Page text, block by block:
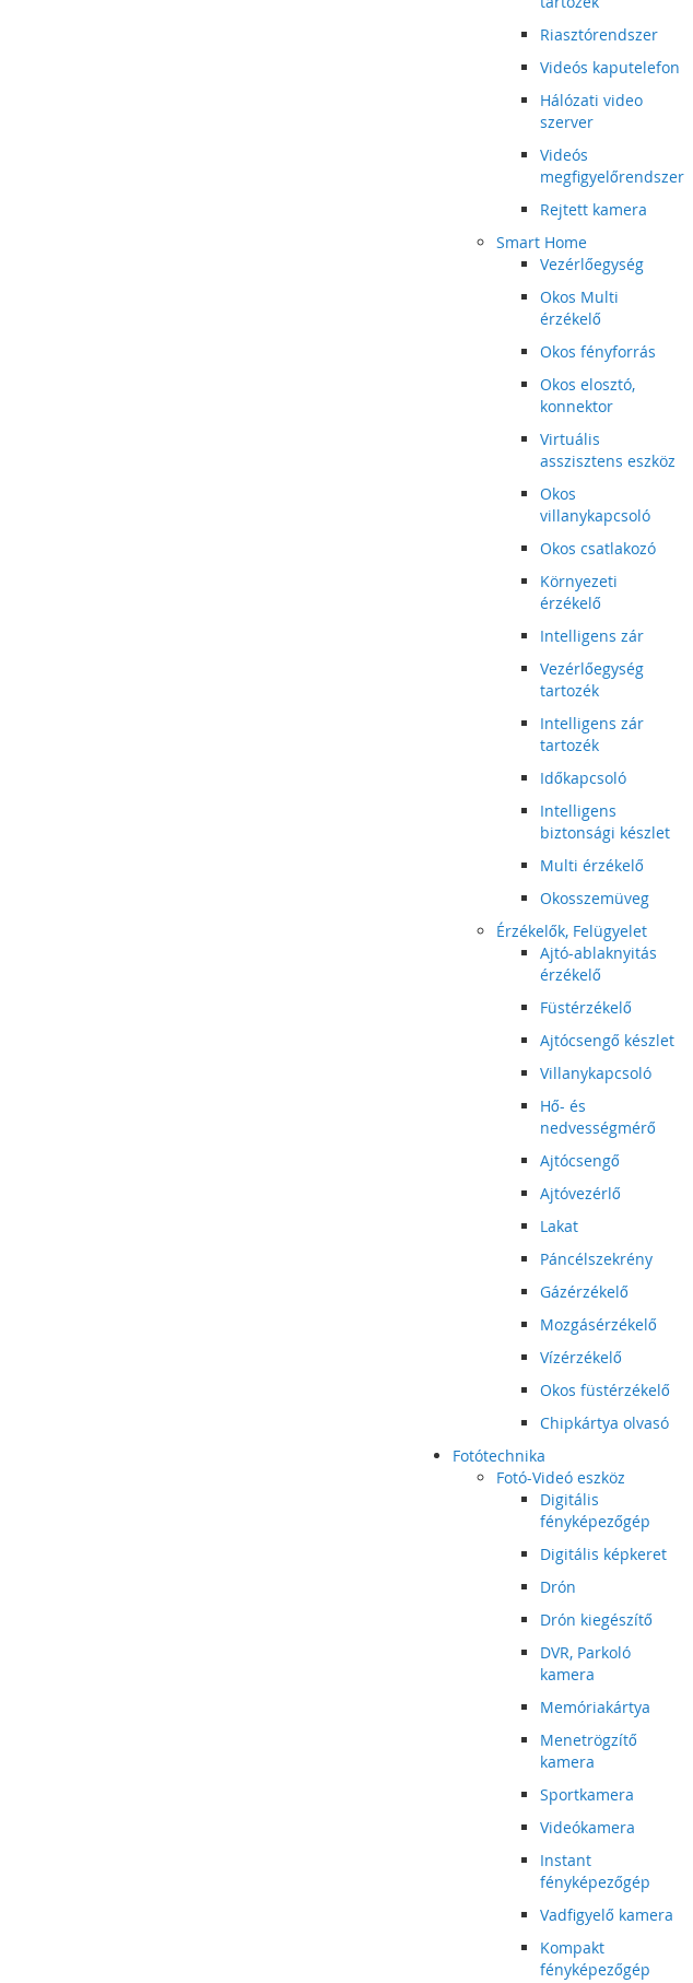
Riasztórendszer
Videós kaputelefon
Hálózati video
szerver
Videós
megfigyelőrendszer
Rejtett kamera
Smart Home
Vezérlőegység
Okos Multi
érzékelő
Okos fényforrás
Okos elosztó,
konnektor
Virtuális
asszisztens eszköz
Okos
villanykapcsoló
Okos csatlakozó
Környezeti
érzékelő
Intelligens zár
Vezérlőegység
tartozék
Intelligens zár
tartozék
Időkapcsoló
Intelligens
biztonsági készlet
Multi érzékelő
Okosszemüveg
Érzékelők, Felügyelet
Ajtó-ablaknyitás
érzékelő
Füstérzékelő
Ajtócsengő készlet
Villanykapcsoló
Hő- és
nedvességmérő
Ajtócsengő
Ajtóvezérlő
Lakat
Páncélszekrény
Gázérzékelő
Mozgásérzékelő
Vízérzékelő
Okos füstérzékelő
Chipkártya olvasó
Fotótechnika
Fotó-Videó eszköz
Digitális
fényképezőgép
Digitális képkeret
Drón
Drón kiegészítő
DVR, Parkoló
kamera
Memóriakártya
Menetrögzítő
kamera
Sportkamera
Videókamera
Instant
fényképezőgép
Vadfigyelő kamera
Kompakt
fényképezőgép